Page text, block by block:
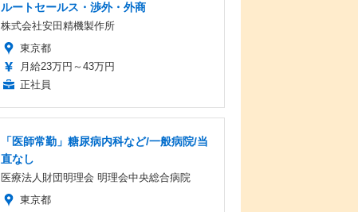
ルートセールス・渉外・外商
株式会社安田精機製作所
東京都
月給23万円～43万円
正社員
「医師常勤」糖尿病内科など/一般病院/当
直なし
医療法人財団明理会 明理会中央総合病院
東京都